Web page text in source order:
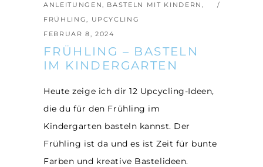
ANLEITUNGEN, BASTELN MIT KINDERN ,
FRÜHLING, UPCYCLING
FEBRUAR 8, 2024
FRÜHLING – BASTELN
IM KINDERGARTEN
Heute zeige ich dir 12 Upcycling-Ideen,
die du für den Frühling im
Kindergarten basteln kannst. Der
Frühling ist da und es ist Zeit für bunte
Farben und kreative Bastelideen.